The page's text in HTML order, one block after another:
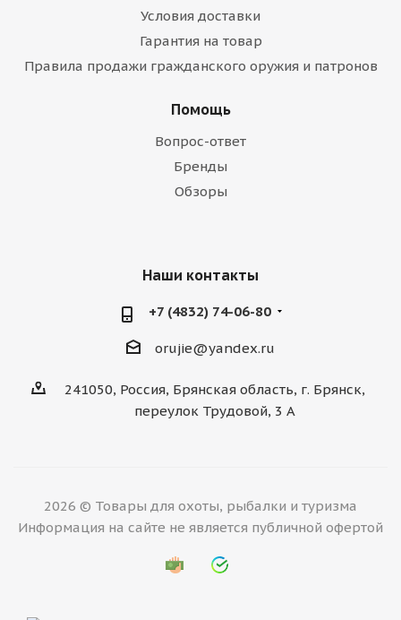
Условия доставки
Гарантия на товар
Правила продажи гражданского оружия и патронов
Помощь
Вопрос-ответ
Бренды
Обзоры
Наши контакты
+7 (4832) 74-06-80
orujie@yandex.ru
241050, Россия, Брянская область, г. Брянск,
переулок Трудовой, 3 А
2026 © Товары для охоты, рыбалки и туризма
Информация на сайте не является публичной офертой